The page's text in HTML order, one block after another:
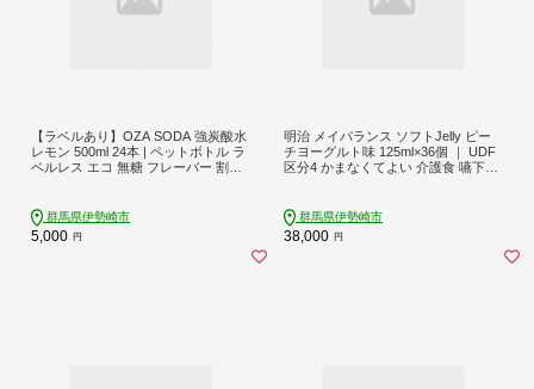
【ラベルあり】OZA SODA 強炭酸水
レモン 500ml 24本 | ペットボトル ラ
ベルレス エコ 無糖 フレーバー 割り
群馬県伊勢崎市
5,000 円
明治 メイバランス ソフトJelly ピー
チヨーグルト味 125ml×36個 ｜ UDF
区分4 かまなくてよい 介護食 嚥下食
事介助 飲み込みやすい 非常食 防災
食 備蓄 常温保存 ローリングストッ
ク ミネラル7種 ビタミン10種 食物繊
群馬県伊勢崎市
38,000 円